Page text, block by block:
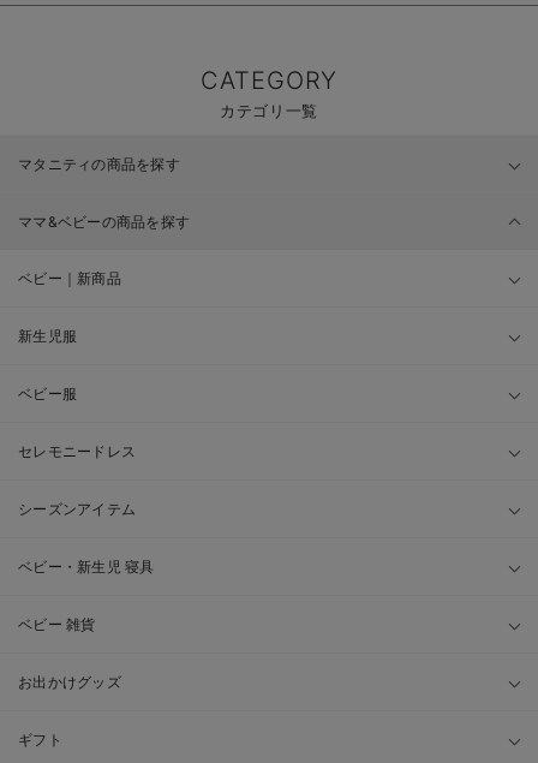
CATEGORY
カテゴリ一覧
マタニティの商品を探す
ママ&ベビーの商品を探す
ベビー｜新商品
新生児服
ベビー服
セレモニードレス
シーズンアイテム
ベビー・新生児 寝具
ベビー 雑貨
お出かけグッズ
ギフト